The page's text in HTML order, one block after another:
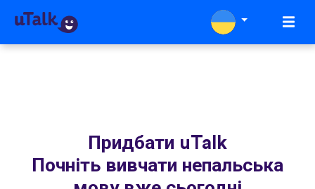
Придбати uTalk
Почніть вивчати непальська